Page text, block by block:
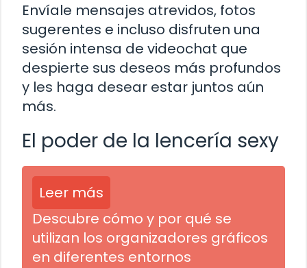
Envíale mensajes atrevidos, fotos
sugerentes e incluso disfruten una
sesión intensa de videochat que
despierte sus deseos más profundos
y les haga desear estar juntos aún
más.
El poder de la lencería sexy
Leer más
Descubre cómo y por qué se
utilizan los organizadores gráficos
en diferentes entornos